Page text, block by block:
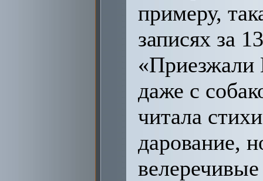
примеру,
записях за
«Приезжали
даже с
читала
дарование,